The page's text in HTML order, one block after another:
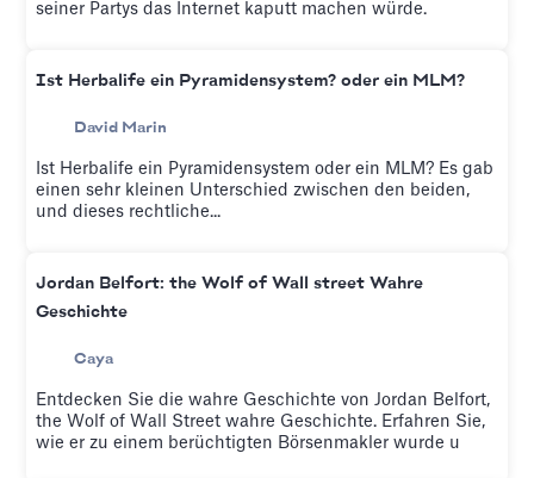
seiner Partys das Internet kaputt machen würde.
Ist Herbalife ein Pyramidensystem? oder ein MLM?
David Marin
Ist Herbalife ein Pyramidensystem oder ein MLM? Es gab
einen sehr kleinen Unterschied zwischen den beiden,
und dieses rechtliche...
Jordan Belfort: the Wolf of Wall street Wahre
Geschichte
Caya
Entdecken Sie die wahre Geschichte von Jordan Belfort,
the Wolf of Wall Street wahre Geschichte. Erfahren Sie,
wie er zu einem berüchtigten Börsenmakler wurde u